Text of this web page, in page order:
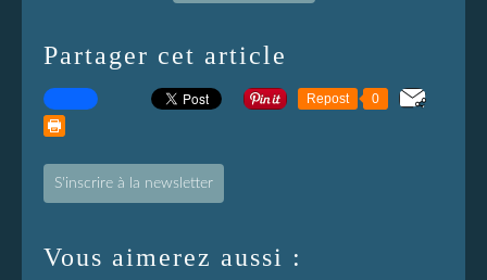
Partager cet article
Repost 0
S'inscrire à la newsletter
Vous aimerez aussi :